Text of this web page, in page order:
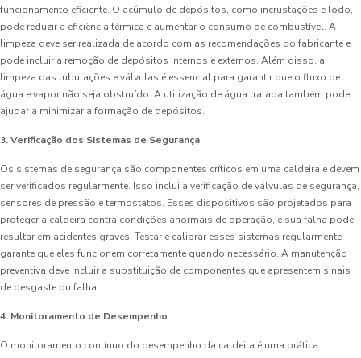
funcionamento eficiente. O acúmulo de depósitos, como incrustações e lodo,
pode reduzir a eficiência térmica e aumentar o consumo de combustível. A
limpeza deve ser realizada de acordo com as recomendações do fabricante e
pode incluir a remoção de depósitos internos e externos. Além disso, a
limpeza das tubulações e válvulas é essencial para garantir que o fluxo de
água e vapor não seja obstruído. A utilização de água tratada também pode
ajudar a minimizar a formação de depósitos.
3. Verificação dos Sistemas de Segurança
Os sistemas de segurança são componentes críticos em uma caldeira e devem
ser verificados regularmente. Isso inclui a verificação de válvulas de segurança,
sensores de pressão e termostatos. Esses dispositivos são projetados para
proteger a caldeira contra condições anormais de operação, e sua falha pode
resultar em acidentes graves. Testar e calibrar esses sistemas regularmente
garante que eles funcionem corretamente quando necessário. A manutenção
preventiva deve incluir a substituição de componentes que apresentem sinais
de desgaste ou falha.
4. Monitoramento de Desempenho
O monitoramento contínuo do desempenho da caldeira é uma prática